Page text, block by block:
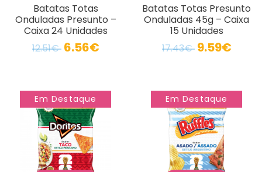
Batatas Totas
Onduladas Presunto –
Caixa 24 Unidades
12.51€ 6.56€
Batatas Totas Presunto
Onduladas 45g – Caixa
15 Unidades
17.43€ 9.59€
Em Destaque Em Destaque